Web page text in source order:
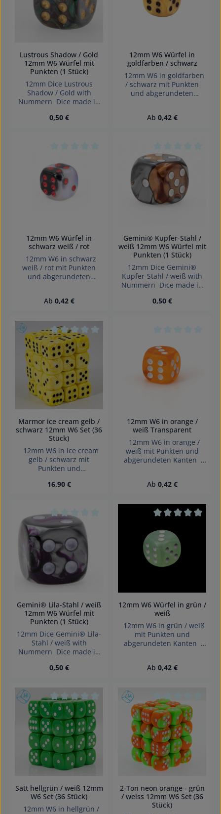
Lustrous Shadow / Gold
12mm W6 Würfel mit
Punkten (1 Stück)
12mm Dice Lustrous
Shadow / Gold with
Nummern Dice made in
Regulärer Preis:
0,50 €
12mm W6 Würfel in
goldfarben / schwarz
12mm W6 in goldfarben
/ schwarz mit Punkten
und abgerundeten
Achtung! Wegen
Erstickungsgefahr!
Regulärer Preis:
Ab 0,42 €
Durchschnittliche Bewertung von 0 von 5
12mm W6 Würfel in
schwarz weiß / rot
12mm W6 in schwarz
weiß / rot mit Punkten
und abgerundeten
Achtung! Wegen
nicht für Kinder unter 3
Jahren geeignet.
Erstickungsgefahr!
Regulärer Preis:
Ab 0,42 €
Durchschnittliche
Gemini® Kupfer-Stahl /
weiß 12mm W6 Würfel mit
Punkten (1 Stück)
12mm Dice Gemini®
Kupfer-Stahl / weiß with
Nummern Dice made in
Regulärer Preis:
0,50 €
Durchschnittliche Bewertung von 0 von 5
Marmor ice cream gelb /
schwarz 12mm W6 Set (36
Stück)
12mm W6 in ice cream
gelb / schwarz mit
Punkten und
das Set beinhaltet 36
GTIN: 4255941200156
Achtung! Wegen
verschluckbarer Kleinteile
nicht für Kinder unter 3
Jahren geeignet.
Erstickungsgefahr!
Regulärer Preis:
16,90 €
12mm W6 in orange /
weiß Transparent
12mm W6 in orange /
weiß mit Punkten und
abgerundeten Kanten
Achtung! Wegen
nicht für Kinder unter 3
Jahren geeignet.
Regulärer Preis:
Ab 0,42 €
Durchschnittliche Bewertung von 0 von 5
Gemini® Lila-Stahl / weiß
12mm W6 Würfel mit
Punkten (1 Stück)
12mm Dice Gemini® Lila-
Stahl / weiß with
Nummern Dice made in
Regulärer Preis:
0,50 €
12mm W6 Würfel in grün /
weiß
12mm W6 in grün / weiß
mit Punkten und
abgerundeten Kanten
Achtung! Wegen
Jahren geeignet.
Erstickungsgefahr!
Regulärer Preis:
Ab 0,42 €
Durchschnittliche Bewertung von 0 von 5
Satt hellgrün / weiß 12mm
W6 Set (36 Stück)
12mm W6 in hellgrün /
Durchschnittliche
2-Ton neon orange - grün
/ weiss 12mm W6 Set (36
Stück)